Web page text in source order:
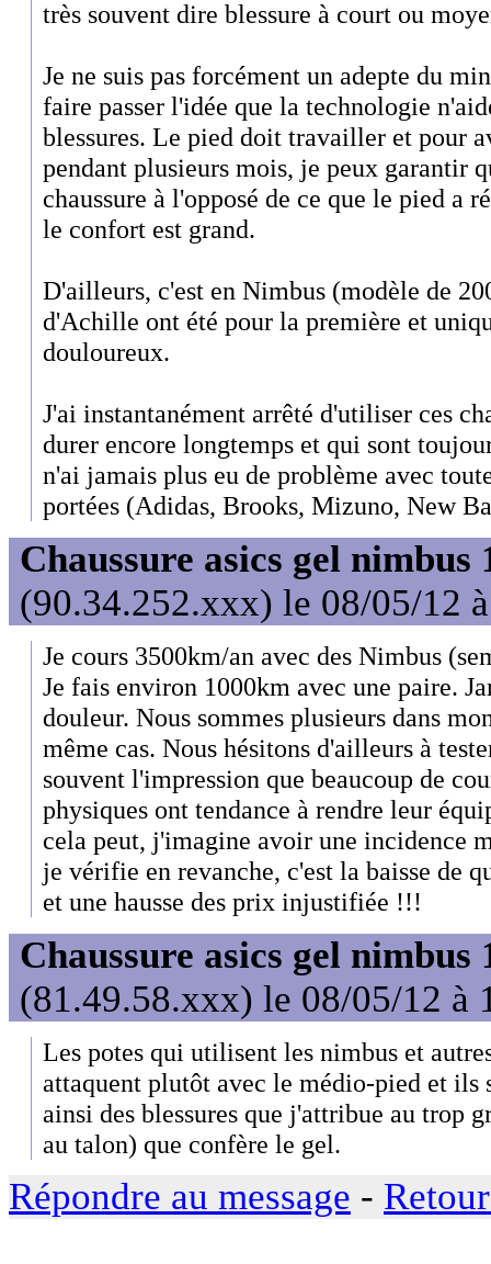
très souvent dire blessure à court ou
Je ne suis pas forcément un adepte du
faire passer l'idée que la technologie
blessures. Le pied doit travailler et pour
pendant plusieurs mois, je peux garantir
chaussure à l'opposé de ce que le pied a
le confort est grand.
D'ailleurs, c'est en Nimbus (modèle de
d'Achille ont été pour la première et
douloureux.
J'ai instantanément arrêté d'utiliser ces
durer encore longtemps et qui sont
n'ai jamais plus eu de problème avec
portées (Adidas, Brooks, Mizuno, New
Chaussure asics gel nimbus
(90.34.252.xxx) le 08/05/12
Je cours 3500km/an avec des Nimbus
Je fais environ 1000km avec une paire.
douleur. Nous sommes plusieurs dans
même cas. Nous hésitons d'ailleurs à
souvent l'impression que beaucoup de
physiques ont tendance à rendre leur
cela peut, j'imagine avoir une incidence
je vérifie en revanche, c'est la baisse de
et une hausse des prix injustifiée !!!
Chaussure asics gel nimbus
(81.49.58.xxx) le 08/05/12 à
Les potes qui utilisent les nimbus et
attaquent plutôt avec le médio-pied et ils
ainsi des blessures que j'attribue au trop
au talon) que confère le gel.
Répondre au message -